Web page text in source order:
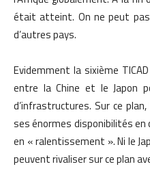
était atteint. On ne peut pas
d’autres pays.
Evidemment la sixième
entre la Chine et le Japon
d’infrastructures. Sur ce
ses énormes disponibilités en
en « ralentissement ». Ni le
peuvent rivaliser sur ce plan